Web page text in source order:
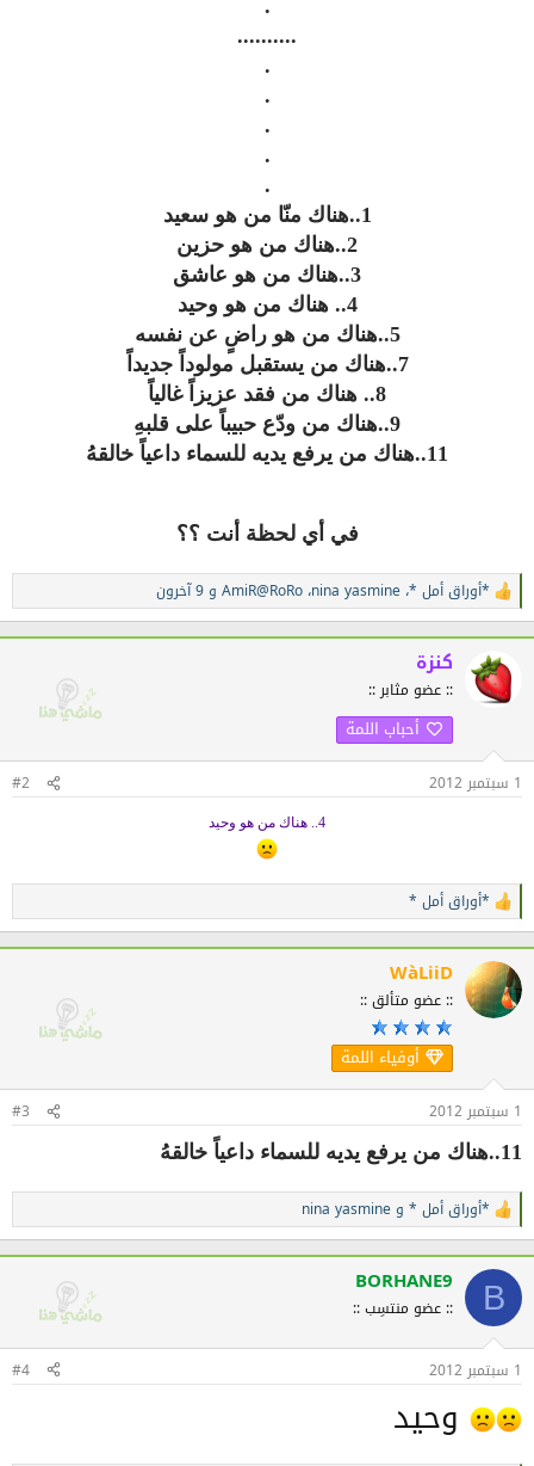
.
..........
.
.
.
.
.
1..هناك منّا من هو سعيد
2..هناك من هو حزين
3..هناك من هو عاشق
4.. هناك من هو وحيد
5..هناك من هو راضٍ عن نفسه
7..هناك من يستقبل مولوداً جديداً
8.. هناك من فقد عزيزاً غالياً
9..هناك من ودّع حبيباً على قلبهِ
11..هناك من يرفع يديه للسماء داعياً خالقهُ
في أي لحظة أنت ؟؟
ا
ل
ت
ا
ع
:
*أوراق أمل *، nina yasmine، AmiR@RoRo و 9 آخرون
كنزة
:: عضو مثابر ::
أحباب اللمة
1 سبتمبر 2012 #2
4.. هناك من هو وحيد
ا
ل
ت
ف
ا
ع
*أوراق أمل *
WàLiiD
:: عضو متألق ::
أوفياء اللمة
1 سبتمبر 2012 #3
11..هناك من يرفع يديه للسماء داعياً خالقهُ
ا
ل
ت
ف
ع
ا
ت
:
*أوراق أمل * و nina yasmine
B
BORHANE9
:: عضو منتسِب ::
1 سبتمبر 2012 #4
وحيد